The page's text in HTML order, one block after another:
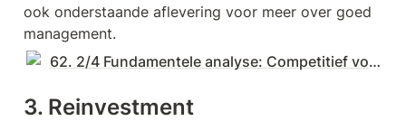
ook onderstaande aflevering voor meer over goed
management.
62. 2/4 Fundamentele analyse: Competitief voordeel en management (met Dennis Emmelkamp) | € 235.400
3. Reinvestment